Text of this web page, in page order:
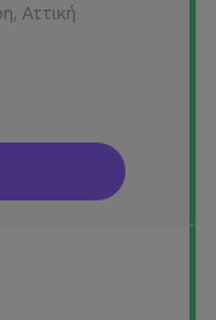
Αττική